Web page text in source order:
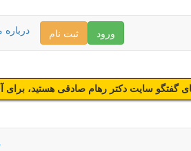
ثبت نام ورود
گفتگو سایت دکتر رهام صادقی هستید، برای